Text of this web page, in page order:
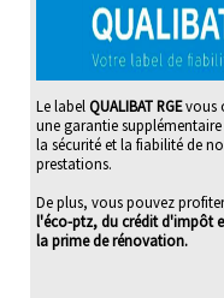
Le label QUALIBAT RGEvous
une garantie supplémentaire
la sécurité et la fiabilité de
prestations.
De plus, vous pouvez
l'éco-ptz, du crédit d'impôt
la prime de rénovation.